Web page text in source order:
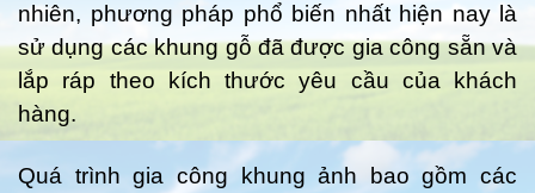
nhiên, phương pháp phổ biến nhất hiện nay là
sử dụng các khung gỗ đã được gia công sẵn và
lắp ráp theo kích thước yêu cầu của khách
hàng.
Quá trình gia công khung ảnh bao gồm các